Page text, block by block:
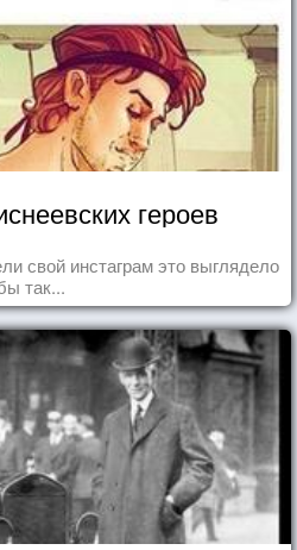
героев
свой инстаграм это выглядело
так...